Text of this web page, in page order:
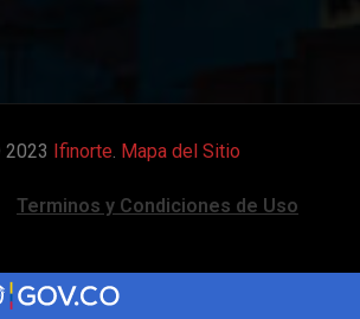
Ifinorte Mapa del Sitio
Terminos y Condiciones de Uso